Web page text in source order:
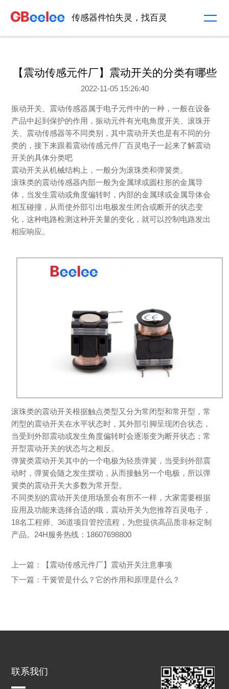
传感器件怕失灵，找百灵
【震动传感元件厂】震动开关的分类有哪些
2022-11-05 15:26:40
振动开关、震动传感器属于电子元件中的一种，一般在设备
产品中起到保护的作用，振动元件有光电角度开关、滚珠开
关、震动传感器等不同类别，其中震动开关也是有不同的分
类的，接下来跟着震动传感元件厂百灵电子一起来了解震动
开关的具体分类吧
震动开关从机械结构上，一般分为滚珠类和弹簧类。
滚珠类的震动传感器内部一般为金属球或圆柱形的金属导
体，当发生震动或角度偏转时，内部的金属球或金属导体会
相互碰撞，从而使外部引出电极发生闭合或断开的状态变
化，这种电路检测这种开关量的变化，就可以控制电路发出
相应响应。
滚珠类的震动开关根据触点类型又分为常闭型和常开型，常
闭型的震动开关在水平状态时，其外部引脚呈现闭合状态，
当受到外部震动或发生角度偏转时会逐渐变为断开状态；常
开型震动开关的状态与之相反。
弹簧类震动开关其中的一个电极为轻质弹簧，当受到外部震
动时，弹簧会随之发生摆动，从而接触另一个电极，所以弹
簧类的震动开关大多数为常开型。
不同类别的震动开关使用场景会有所不一样，大家需要根据
应用及功能来选择合适的哦，震动开关为您推荐百灵电子，
18名工程师、 36道项目管控流程，为您提供高品质非标定制
产品。 24H服务热线： 18607698800
上一篇：
【震动传感元件厂】震动开关注意事项
下一篇： 干簧管是什么？它的作用和原理是什么？
联系我们